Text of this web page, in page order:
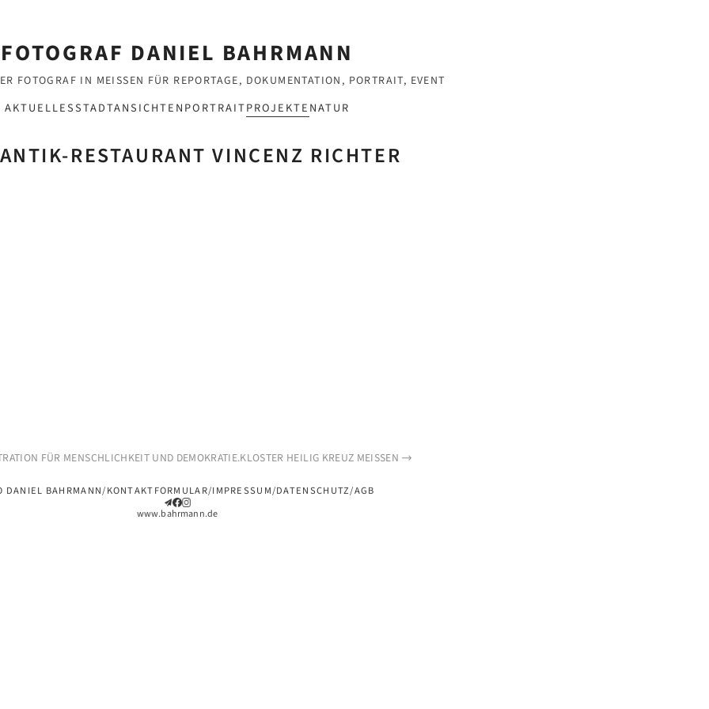
FOTOGRAF DANIEL BAHRMANN
FOTOGRAF IN MEISSEN FÜR REPORTAGE, DOKUMENTATION, PORTRAIT, EVENT
AKTUELLESSTADTANSICHTENPORTRAITPROJEKTENATUR
RESTAURANT VINCENZ RICHTER
FÜR MENSCHLICHKEIT UND DEMOKRATIE.KLOSTER HEILIG KREUZ MEISSEN
DANIEL BAHRMANN KONTAKTFORMULAR IMPRESSUM DATENSCHUTZ AGB
www.bahrmann.de